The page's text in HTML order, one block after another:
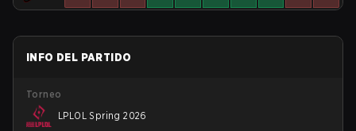
INFO DEL PARTIDO
Torneo
LPLOL Spring 2026